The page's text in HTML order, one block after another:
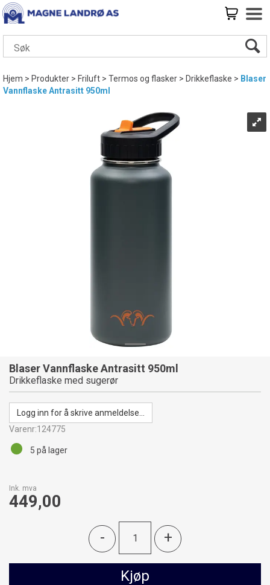
Hjem>Produkter>Friluft>Termos og flasker>Drikkeflaske> Blaser
Vannflaske Antrasitt 950ml
Blaser Vannflaske Antrasitt 950ml
Drikkeflaske med sugerør
Logg inn for å skrive anmeldelse...
Varenr:124775
Ink. mva
449,00
- +
Kjøp
5 på lager